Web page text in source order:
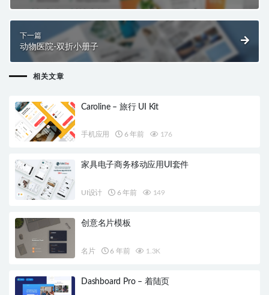
下一篇
动物医院-双折小册子
相关文章
Caroline – 旅行 UI Kit
手机应用 6 年前 176
家具电子商务移动应用UI套件
UI设计 6 年前 149
创意名片模板
名片 6 年前 1.3K
Dashboard Pro – 着陆页